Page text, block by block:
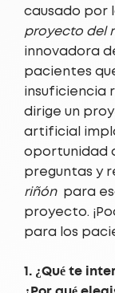
causado por
proyecto del
innovadora
pacientes
insuficiencia
dirige un
artificial
oportunidad
preguntas y
riñón para
proyecto.
para los
1. ¿Qué te